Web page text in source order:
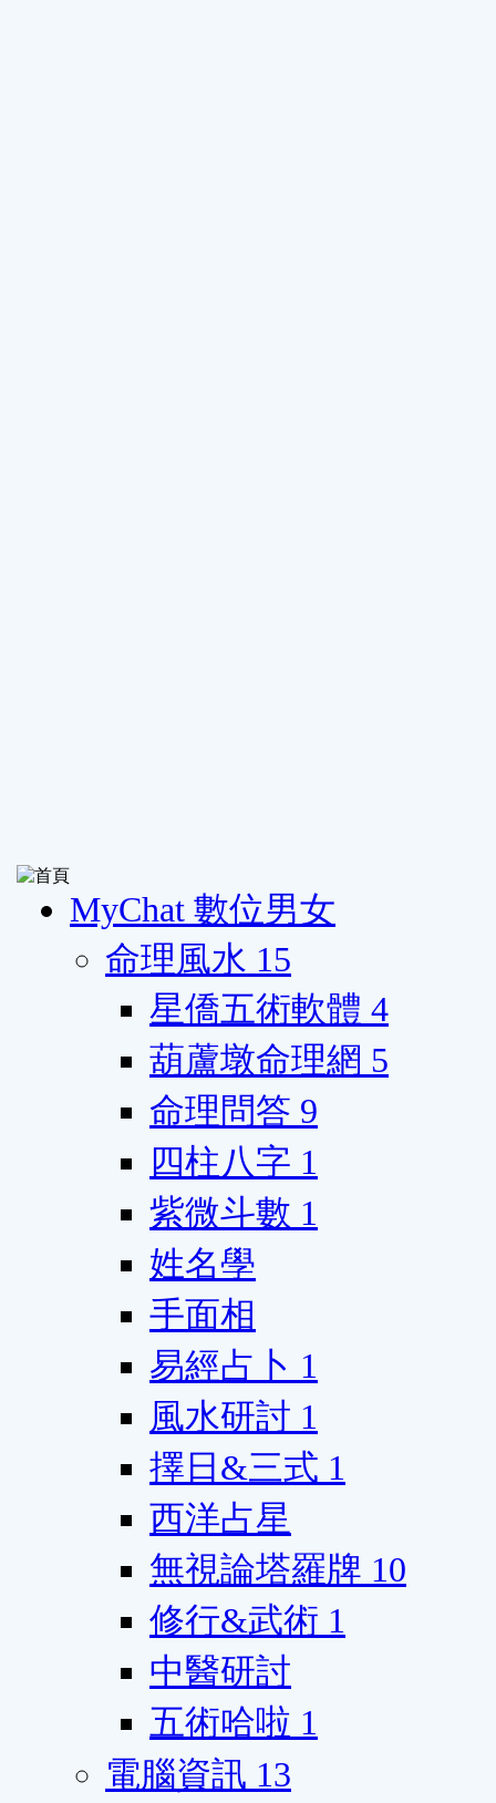
MyChat 數位男女
命理風水 15
星僑五術軟體 4
葫蘆墩命理網 5
命理問答 9
四柱八字 1
紫微斗數 1
姓名學
手面相
易經占卜 1
風水研討 1
擇日&三式 1
西洋占星
無視論塔羅牌 10
修行&武術 1
中醫研討
五術哈啦 1
電腦資訊 13